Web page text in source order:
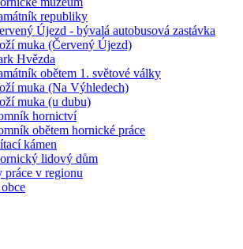
republiky
Újezd - bývalá autobusová zastávka
muka (Červený Újezd)
Hvězda
obětem 1. světové války
muka (Na Výhledech)
muka (u dubu)
hornictví
obětem hornické práce
kámen
lidový dům
práce v regionu